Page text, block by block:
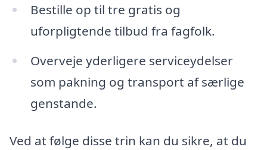
Bestille op til tre gratis og
uforpligtende tilbud fra fagfolk.
Overveje yderligere serviceydelser
som pakning og transport af særlige
genstande.
Ved at følge disse trin kan du sikre, at du